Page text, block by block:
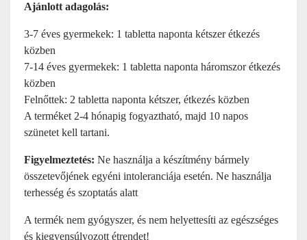
Ajánlott adagolás:
3-7 éves gyermekek: 1 tabletta naponta kétszer étkezés
közben
7-14 éves gyermekek: 1 tabletta naponta háromszor étkezés
közben
Felnőttek: 2 tabletta naponta kétszer, étkezés közben
A terméket 2-4 hónapig fogyaztható, majd 10 napos
szünetet kell tartani.
Figyelmeztetés: Ne használja a készítmény bármely
összetevőjének egyéni intoleranciája esetén. Ne használja
terhesség és szoptatás alatt
A termék nem gyógyszer, és nem helyettesíti az egészséges
és kiegyensúlyozott étrendet!